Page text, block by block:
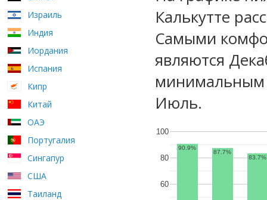
Израиль
Индия
Иордания
Испания
Кипр
Китай
ОАЭ
Португалия
Сингапур
США
Таиланд
Калькутте
Самыми
являются
минимальным
Июль.
60
80
100
90.9%
87.7%
83.7%